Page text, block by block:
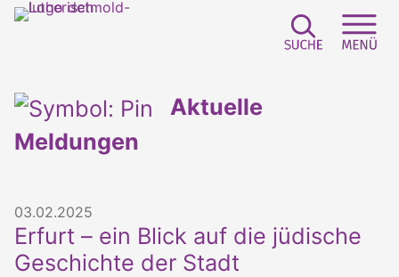
Aktuelle
Meldungen
03.02.2025
Erfurt – ein Blick auf die jüdische
Geschichte der Stadt